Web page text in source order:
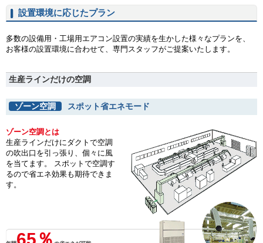
設置環境に応じたプラン
多数の設備用・工場用エアコン設置の実績を生かした様々なプランを、
お客様の設置環境に合わせて、専門スタッフがご提案いたします。
生産ラインだけの空調
ゾーン空調 スポット省エネモード
ゾーン空調とは
生産ラインだけにダクトで空調
の吹出口を引っ張り、個々に風
を当てます。 スポットで空調す
るので省エネ効果も期待できま
す。
65％